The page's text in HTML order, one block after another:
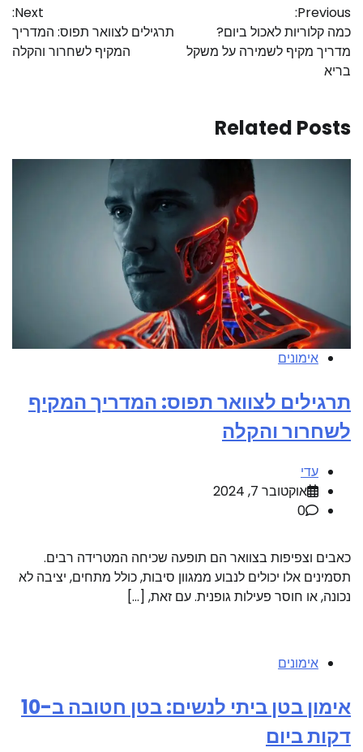
Previous:
כמה קלוריות לאכול ביום?
מדריך מקיף לשמירה על משקל
בריא
Next:
תרגילים לצוואר תפוס: המדריך
המקיף לשחרור והקלה
Related Posts
אימונים
תרגילים לצוואר תפוס: המדריך המקיף
לשחרור והקלה
עדי
אוקטובר 7, 2024
0
כאבים וצפיפות בצוואר הם תופעה שכיחה המטרידה רבים.
תסמינים אלו יכולים לנבוע ממגוון סיבות, כולל מתחים, יציבה לא
נכונה, או חוסר פעילות גופנית. עם זאת, […]
אימונים
אימון בטן ביתי לנשים: בטן חטובה ב-10
דקות ביום